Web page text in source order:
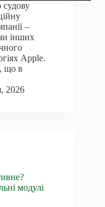
–
інших
Apple.
що в
2026
модулі